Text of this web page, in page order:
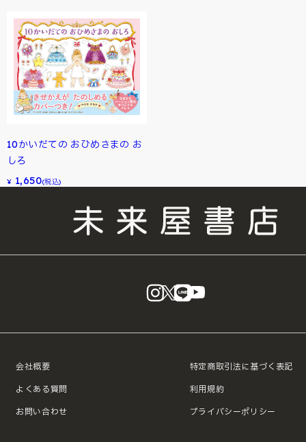
10かいだての おひめさまの お
しろ
¥ 1,650(税込)
instagram
X LINE
会社概要
よくある質問
お問い合わせ
特定商取引法に基づく表記
利用規約
プライバシーポリシー